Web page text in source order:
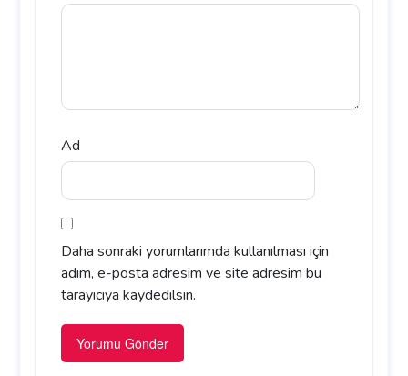
Ad
Daha sonraki yorumlarımda kullanılması için
adım, e-posta adresim ve site adresim bu
tarayıcıya kaydedilsin.